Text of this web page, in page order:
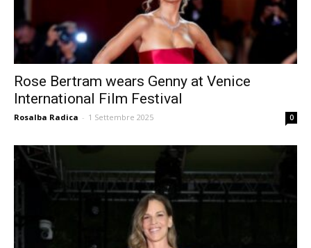
Rose Bertram wears Genny at Venice
International Film Festival
Rosalba Radica - 1 Settembre 2025 0